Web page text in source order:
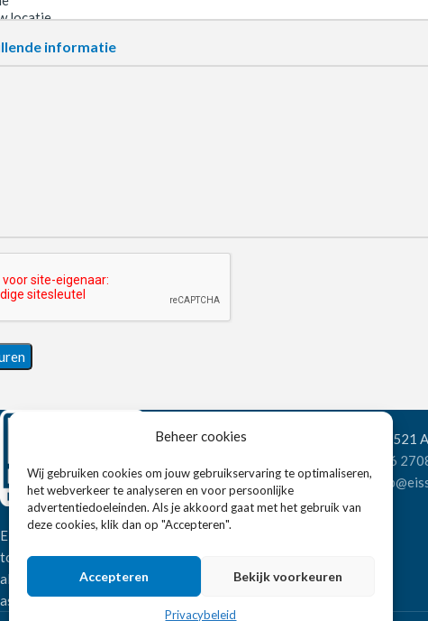
Beheer cookies
Wij gebruiken cookies om jouw gebruikservaring te optimaliseren,
het webverkeer te analyseren en voor persoonlijke
advertentiedoeleinden. Als je akkoord gaat met het gebruik van
deze cookies, klik dan op "Accepteren".
Accepteren Bekijk voorkeuren
Privacybeleid
informatie
Eissens FSE is een horeca
totaalleverancier. U vindt bij ons niet
alleen inspiratie maar ook een breed
assortiment horeca apparatuur.
Wandelweg 198, 1521
+31 6
E-mail: